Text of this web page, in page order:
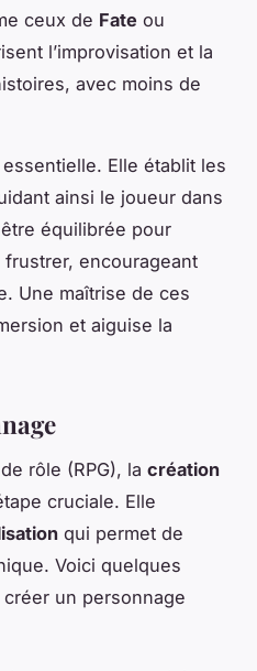
ceux de Fate ou
l’improvisation et la
avec moins de
Elle établit les
ainsi le joueur dans
équilibrée pour
encourageant
Une maîtrise de ces
et aiguise la
rôle (RPG), la création
cruciale. Elle
qui permet de
Voici quelques
un personnage